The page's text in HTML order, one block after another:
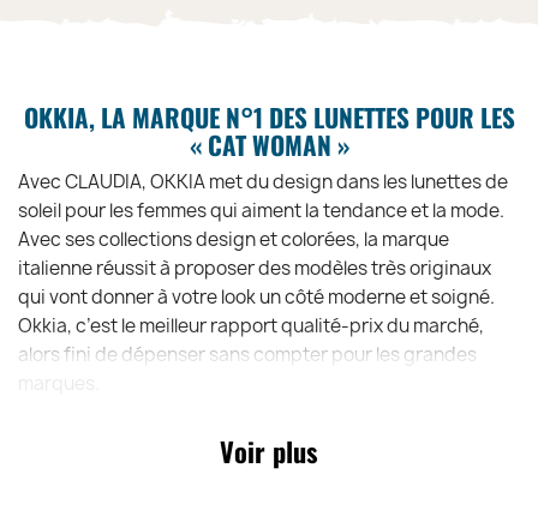
OKKIA, LA MARQUE N°1 DES LUNETTES POUR LES
« CAT WOMAN »
Avec CLAUDIA, OKKIA met du design dans les lunettes de
soleil pour les femmes qui aiment la tendance et la mode.
Avec ses collections design et colorées, la marque
italienne réussit à proposer des modèles très originaux
qui vont donner à votre look un côté moderne et soigné.
Okkia, c’est le meilleur rapport qualité-prix du marché,
alors fini de dépenser sans compter pour les grandes
Voir plus